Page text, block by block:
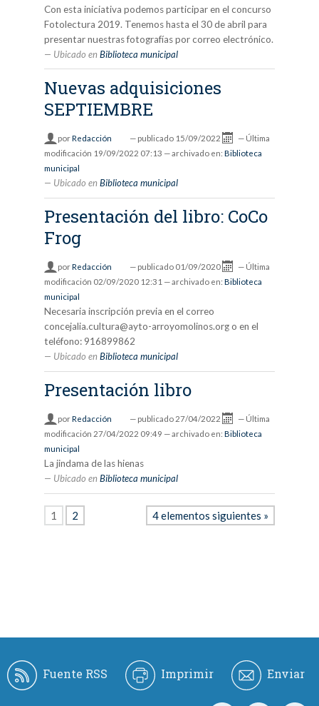
Con esta iniciativa podemos participar en el concurso
Fotolectura 2019. Tenemos hasta el 30 de abril para
presentar nuestras fotografías por correo electrónico.
Ubicado en Biblioteca municipal
Nuevas adquisiciones
SEPTIEMBRE
porRedacción — publicado 15/09/2022 — Última
modificación 19/09/2022 07:13 — archivado en: Biblioteca
municipal
Ubicado en Biblioteca municipal
Presentación del libro: CoCo
Frog
porRedacción — publicado 01/09/2020 — Última
modificación 02/09/2020 12:31 — archivado en: Biblioteca
municipal
Necesaria inscripción previa en el correo
concejalia.cultura@ayto-arroyomolinos.org o en el
teléfono: 916899862
Ubicado en Biblioteca municipal
Presentación libro
porRedacción — publicado 27/04/2022 — Última
modificación 27/04/2022 09:49 — archivado en: Biblioteca
municipal
La jindama de las hienas
Ubicado en Biblioteca municipal
4 elementos siguientes »
1 2
Fuente RSS Imprimir Enviar